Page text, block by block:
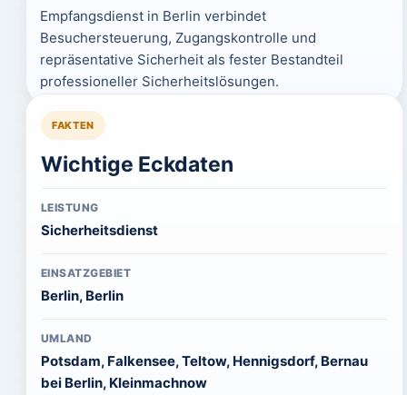
Empfangsdienst in Berlin verbindet
Besuchersteuerung, Zugangskontrolle und
repräsentative Sicherheit als fester Bestandteil
professioneller Sicherheitslösungen.
FAKTEN
Wichtige Eckdaten
LEISTUNG
Sicherheitsdienst
EINSATZGEBIET
Berlin, Berlin
UMLAND
Potsdam, Falkensee, Teltow, Hennigsdorf, Bernau
bei Berlin, Kleinmachnow